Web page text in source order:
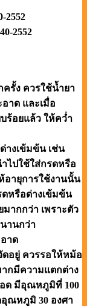
2552
2552
ครั้ง ควรใช้น้ำยา
าด และเมื่อ
ร้อยแล้ว ให้คว่ำ
างเข้มข้น เช่น
ไปใช้ใส่กรดหรือ
อายุการใช้งานนั้น
ดหรือด่างเข้มข้น
ากกว่า เพราะตัว
านกว่า
าด
ดอยู่ ควรรอให้หม้อ
ากมีความแตกต่าง
ด มีอุณหภูมิที่ 100
อุณหภูมิ 30 องศา